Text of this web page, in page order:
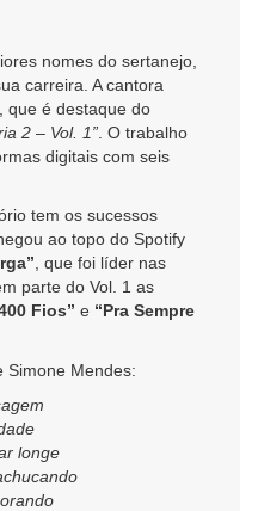
nomes do sertanejo,
carreira. A cantora
, que é destaque do
2 – Vol. 1” . O trabalho
digitais com seis
tem os sucessos
ao topo do Spotify
, que foi líder nas
parte do Vol. 1 as
Fios” e “Pra Sempre
Simone Mendes:
longe